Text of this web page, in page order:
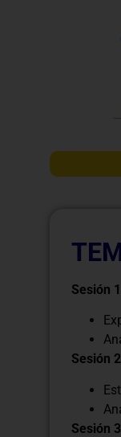
Sesión
Sesión
Sesión